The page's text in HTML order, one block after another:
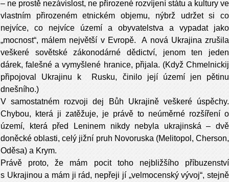
– ne prostě nezávislost, ne přirozené rozvíjení státu a kultury ve
vlastním přirozeném etnickém objemu, nýbrž udržet si co
nejvíce, co nejvíce území a obyvatelstva a vypadat jako
„mocnost“, málem největší v Evropě. A nová Ukrajina zrušila
veškeré sovětské zákonodárné dědictví, jenom ten jeden
dárek, falešné a vymyšlené hranice, přijala. (Když Chmelnickij
připojoval Ukrajinu k Rusku, činilo její území jen pětinu
dnešního.)
V samostatném rozvoji dej Bůh Ukrajině veškeré úspěchy.
Chybou, která ji zatěžuje, je právě to neúměrné rozšíření o
území, která před Leninem nikdy nebyla ukrajinská – dvě
doněcké oblasti, celý jižní pruh Novoruska (Melitopol, Cherson,
Oděsa) a Krym.
Právě proto, že mám pocit toho nejbližšího příbuzenství
s Ukrajinou a mám ji rád, nepřeji jí „velmocenský vývoj“, stejně